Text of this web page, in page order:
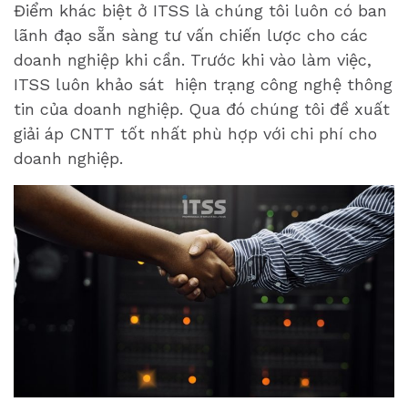
Điểm khác biệt ở ITSS là chúng tôi luôn có ban
lãnh đạo sẵn sàng tư vấn chiến lược cho các
doanh nghiệp khi cần. Trước khi vào làm việc,
ITSS luôn khảo sát hiện trạng công nghệ thông
tin của doanh nghiệp. Qua đó chúng tôi đề xuất
giải áp CNTT tốt nhất phù hợp với chi phí cho
doanh nghiệp.